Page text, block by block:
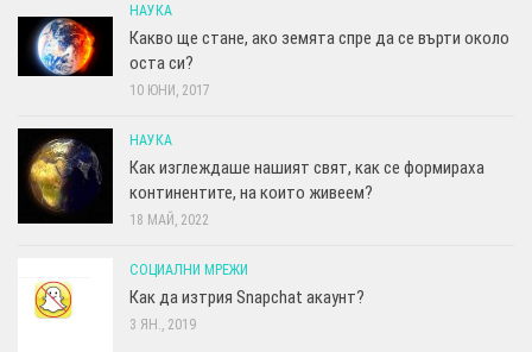
НАУКА
Какво ще стане, ако земята спре да се върти около
оста си?
10 ЮНИ, 2017
НАУКА
Как изглеждаше нашият свят, как се формираха
континентите, на които живеем?
18 МАЙ, 2022
СОЦИАЛНИ МРЕЖИ
Как да изтрия Snapchat акаунт?
3 ЯН., 2019